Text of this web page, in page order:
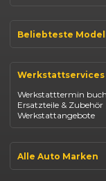
Beliebteste
Opel Corsa
Fiat 500
Dacia Duster
Dacia Sandero
Jeep Compass
Suzuki Vitara
Suzuki Swift
Werkstattservices
Werkstatttermin
Ersatzteile & Zubehör
Werkstattangebote
Alle Auto Marken